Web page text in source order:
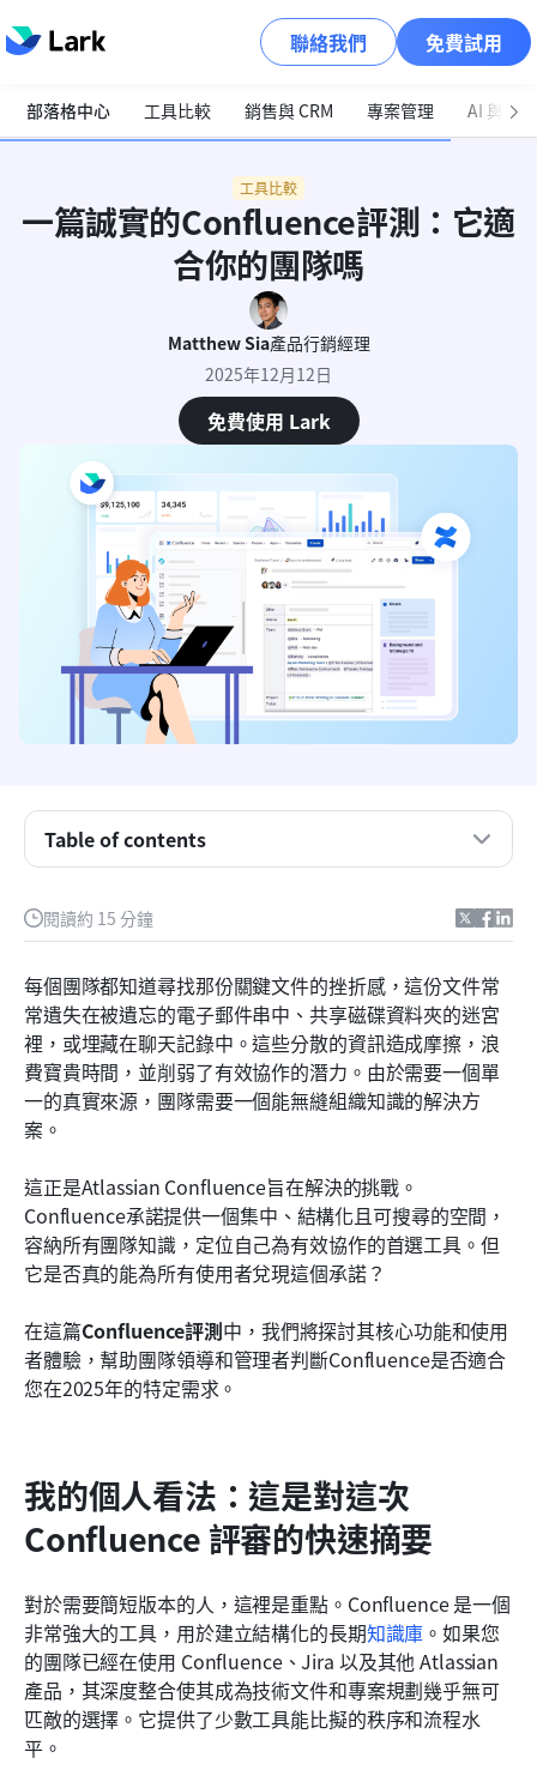
聯絡我們 免費試用
部落格中心 工具比較 銷售與 CRM 專案管理 AI 與自
工具比較
一篇誠實的Confluence評測：它適
合你的團隊嗎
Matthew Sia產品行銷經理
2025年12月12日
免費使用 Lark
閱讀約 15 分鐘
每個團隊都知道尋找那份關鍵文件的挫折感，這份文件常
常遺失在被遺忘的電子郵件串中、共享磁碟資料夾的迷宮
裡，或埋藏在聊天記錄中。這些分散的資訊造成摩擦，浪
費寶貴時間，並削弱了有效協作的潛力。由於需要一個單
一的真實來源，團隊需要一個能無縫組織知識的解決方
案。
這正是Atlassian Confluence旨在解決的挑戰。
Confluence承諾提供一個集中、結構化且可搜尋的空間，
容納所有團隊知識，定位自己為有效協作的首選工具。但
它是否真的能為所有使用者兌現這個承諾？
在這篇Confluence評測中，我們將探討其核心功能和使用
者體驗，幫助團隊領導和管理者判斷Confluence是否適合
您在2025年的特定需求。
我的個人看法：這是對這次
Confluence 評審的快速摘要
對於需要簡短版本的人，這裡是重點。Confluence 是一個
非常強大的工具，用於建立結構化的長期知識庫 。如果您
的團隊已經在使用 Confluence、Jira 以及其他 Atlassian
產品，其深度整合使其成為技術文件和專案規劃幾乎無可
匹敵的選擇。它提供了少數工具能比擬的秩序和流程水
平。
Table of contents
我的個人看法：這是對這次 Confluence 評審的快速
摘要
深入探討 Confluence 的主要功能
Confluence 費用多少？
使用者對 Confluence 的評價
Confluence 替代方案：尋找合適的選擇
解鎖無縫團隊合作：為何 Lark 是更聰明的選擇
結論
常見問題解答
相關閱讀